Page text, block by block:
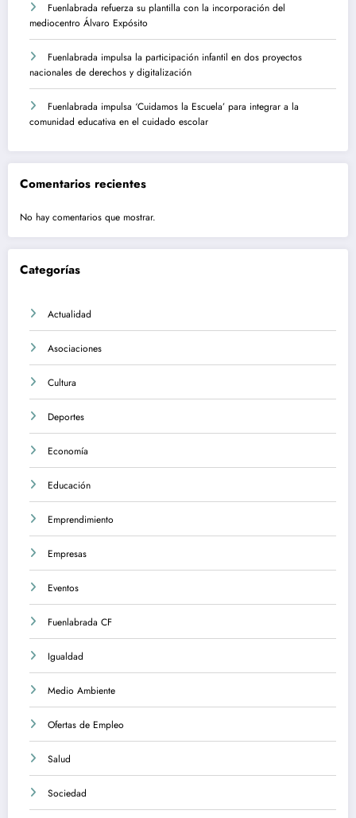
Fuenlabrada refuerza su plantilla con la incorporación del
mediocentro Álvaro Expósito
Fuenlabrada impulsa la participación infantil en dos proyectos
nacionales de derechos y digitalización
Fuenlabrada impulsa ‘Cuidamos la Escuela’ para integrar a la
comunidad educativa en el cuidado escolar
Comentarios recientes
No hay comentarios que mostrar.
Categorías
Actualidad
Asociaciones
Cultura
Deportes
Economía
Educación
Emprendimiento
Empresas
Eventos
Fuenlabrada CF
Igualdad
Medio Ambiente
Ofertas de Empleo
Salud
Sociedad